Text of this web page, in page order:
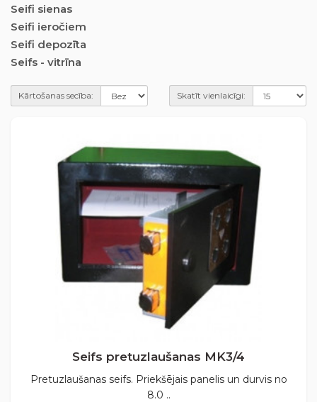
Seifi sienas
Seifi ieročiem
Seifi depozīta
Seifs - vitrīna
Kārtošanas secība: Skatīt vienlaicīgi:
Seifs pretuzlaušanas MK3/4
Pretuzlaušanas seifs. Priekšējais panelis un durvis no
8.0 ..